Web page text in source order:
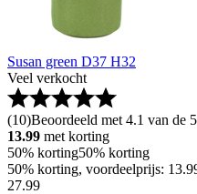
Susan green D37 H32
Veel verkocht
(10)Beoordeeld met 4.1 van de
13.99 met korting
50% korting50% korting
50% korting, voordeelprijs:
27.99